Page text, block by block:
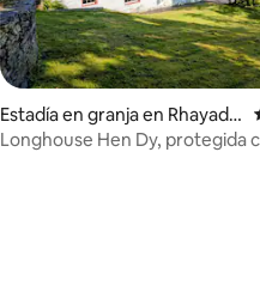
Estadía en granja en Rhayade
rLonghouse Hen Dy, protegida